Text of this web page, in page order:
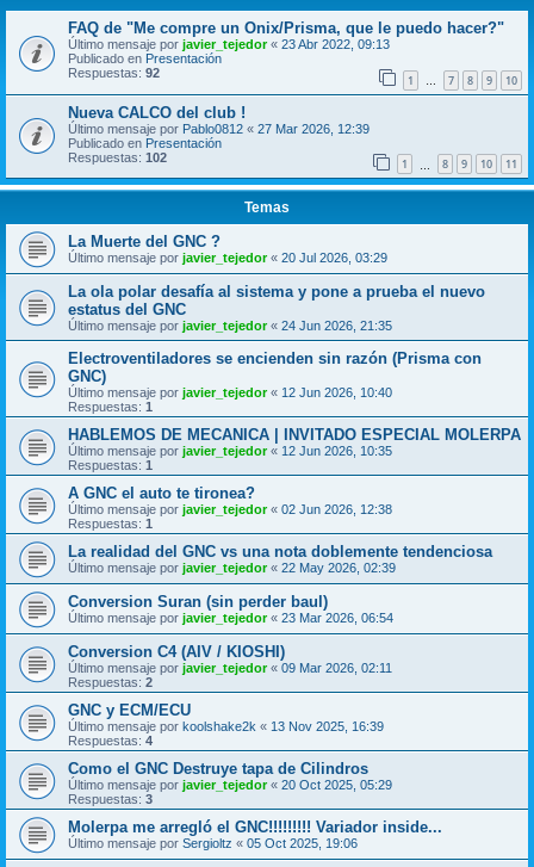
FAQ de "Me compre un Onix/Prisma, que le puedo hacer?"
Último mensaje por javier_tejedor« 23 Abr 2022, 09:13
Publicado en Presentación
Respuestas: 92 1 … 7 8 9 10
Nueva CALCO del club !
Último mensaje por Pablo0812 « 27 Mar 2026, 12:39
Publicado en Presentación
Respuestas: 102 1 8 9 10 11
Temas
La Muerte del GNC ?
Último mensaje por javier_tejedor« 20 Jul 2026, 03:29
La ola polar desafía al sistema y pone a prueba el nuevo
estatus del GNC
Último mensaje por javier_tejedor« 24 Jun 2026, 21:35
Electroventiladores se encienden sin razón (Prisma con
GNC)
Último mensaje por javier_tejedor« 12 Jun 2026, 10:40
Respuestas: 1
HABLEMOS DE MECANICA | INVITADO ESPECIAL MOLERPA
Último mensaje por javier_tejedor« 12 Jun 2026, 10:35
Respuestas: 1
A GNC el auto te tironea?
Último mensaje por javier_tejedor« 02 Jun 2026, 12:38
Respuestas: 1
La realidad del GNC vs una nota doblemente tendenciosa
Último mensaje por javier_tejedor« 22 May 2026, 02:39
Conversion Suran (sin perder baul)
Último mensaje por javier_tejedor« 23 Mar 2026, 06:54
Conversion C4 (AIV / KIOSHI)
Último mensaje por javier_tejedor« 09 Mar 2026, 02:11
Respuestas: 2
GNC y ECM/ECU
Último mensaje por koolshake2k « 13 Nov 2025, 16:39
Respuestas: 4
Como el GNC Destruye tapa de Cilindros
Último mensaje por javier_tejedor« 20 Oct 2025, 05:29
Respuestas: 3
Molerpa me arregló el GNC!!!!!!!!! Variador inside...
Último mensaje por Sergioltz « 05 Oct 2025, 19:06